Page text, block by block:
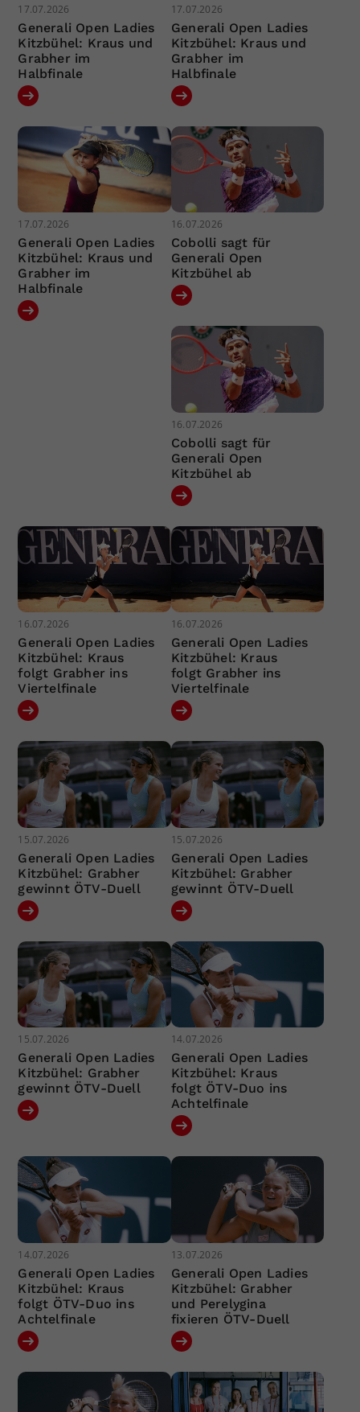
17.07.2026
Generali Open Ladies
Kitzbühel: Kraus und
Grabher im
Halbfinale
17.07.2026
Generali Open Ladies
Kitzbühel: Kraus und
Grabher im
Halbfinale
17.07.2026
Generali Open Ladies
Kitzbühel: Kraus und
Grabher im
Halbfinale
16.07.2026
Cobolli sagt für
Generali Open
Kitzbühel ab
16.07.2026
Cobolli sagt für
Generali Open
Kitzbühel ab
16.07.2026
Generali Open Ladies
Kitzbühel: Kraus
folgt Grabher ins
Viertelfinale
16.07.2026
Generali Open Ladies
Kitzbühel: Kraus
folgt Grabher ins
Viertelfinale
15.07.2026
Generali Open Ladies
Kitzbühel: Grabher
gewinnt ÖTV-Duell
15.07.2026
Generali Open Ladies
Kitzbühel: Grabher
gewinnt ÖTV-Duell
15.07.2026
Generali Open Ladies
Kitzbühel: Grabher
gewinnt ÖTV-Duell
14.07.2026
Generali Open Ladies
Kitzbühel: Kraus
folgt ÖTV-Duo ins
Achtelfinale
14.07.2026
Generali Open Ladies
Kitzbühel: Kraus
folgt ÖTV-Duo ins
Achtelfinale
13.07.2026
Generali Open Ladies
Kitzbühel: Grabher
und Perelygina
fixieren ÖTV-Duell